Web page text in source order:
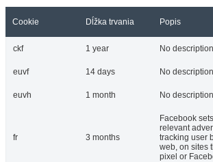
Cookie Dĺžka trvania Popis
ckf 1 year No
euvf 14 days No
euvh 1 month No
fr 3 months
Facebook
relevant
tracking user
web, on sites
pixel or